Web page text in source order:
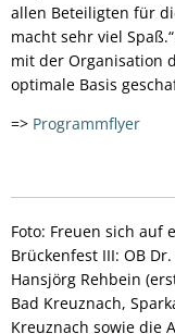
allen Beteiligten für
macht sehr viel
mit der Organisation
optimale Basis
=> Programmflyer
Foto: Freuen sich auf
Brückenfest III: OB
Hansjörg Rehbein
Bad Kreuznach,
Kreuznach sowie die